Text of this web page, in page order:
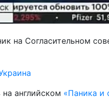
на Согласительном
английском «Паника и